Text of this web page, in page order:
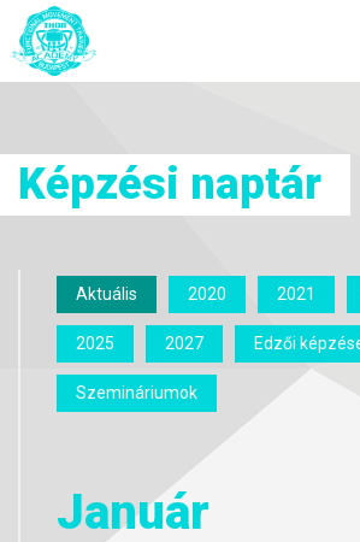
Képzési naptár
Aktuális 2020 2021
2025 2027 Edzői
Szemináriumok
Január